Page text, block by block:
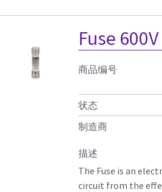
Fuse
商品编号
状态
制造商
描述
The Fuse is an
circuit from the